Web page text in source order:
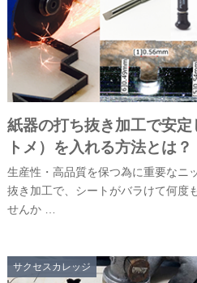
紙器の打ち抜き加工で安定
トメ）を入れる方法とは？
生産性・高品質を保つ為に重要なニ
抜き加工で、シートがバラけて何度
せんか …
サクセスカレッジ